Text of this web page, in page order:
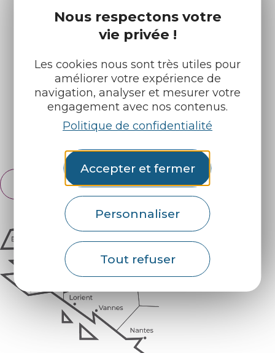
Nous respectons votre
vie privée !
Les cookies nous sont très utiles pour
améliorer votre expérience de
navigation, analyser et mesurer votre
engagement avec nos contenus.
Politique de confidentialité
Accepter et fermer
Personnaliser
Tout refuser
Infos pratiques
Nos accueils
Nos brochures
Météo
Retrouvez-nous sur :
Français
English